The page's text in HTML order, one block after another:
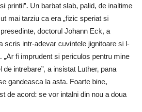
printii”. Un barbat slab, palid, de inaltime
mai tarziu ca era „fizic speriat si
doctorul Johann Eck, a
scris intr-adevar cuvintele jignitoare si l-
„Ar fi imprudent si periculos pentru mine
intrebare”, a insistat Luther, pana
gandeasca la asta. Foarte bine,
de acord: se vor intalni din nou a doua